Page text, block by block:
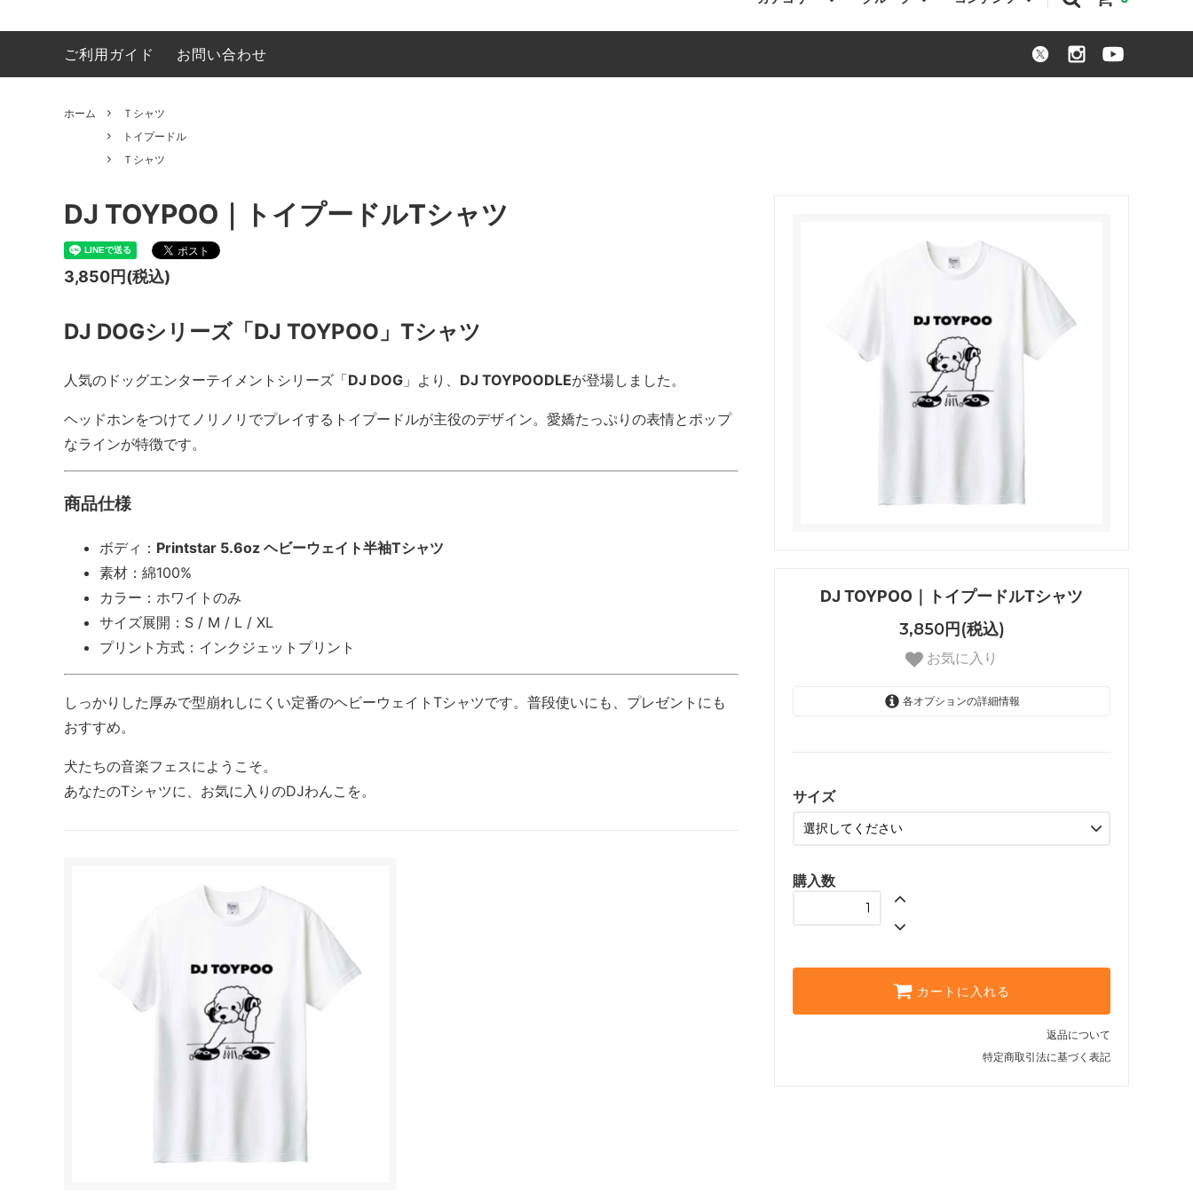
イラストレーション
錯覚動物
ビーグル
フレンチブルドッグ
シーズー
シベリアンハスキー ボーダーコリー
ペキニーズ バセットハウンド
柴犬 わちゃわちゃグッズ
うちクリについて／About Uchikuri
ご利用ガイド お問い合わせ
ホーム
Ｔシャツ
トイプードル
Ｔシャツ
DJ TOYPOO｜トイプードルTシャツ
3,850円(税込)
お気に入り
各オプションの詳細情報
サイズ
購入数
カートに入れる
返品について
特定商取引法に基づく表記
DJ TOYPOO｜トイプードルTシャツ
3,850円(税込)
DJ DOGシリーズ「DJ TOYPOO」Tシャツ
人気のドッグエンターテイメントシリーズ「DJ DOG 」より、 DJ TOYPOODLEが登場しました。
ヘッドホンをつけてノリノリでプレイするトイプードルが主役のデザイン。愛嬌たっぷりの表情とポップ
なラインが特徴です。
商品仕様
ボディ： Printstar 5.6oz ヘビーウェイト半袖Tシャツ
素材：綿100%
カラー：ホワイトのみ
サイズ展開：S / M / L / XL
プリント方式：インクジェットプリント
しっかりした厚みで型崩れしにくい定番のヘビーウェイトTシャツです。普段使いにも、プレゼントにも
おすすめ。
犬たちの音楽フェスにようこそ。
あなたのTシャツに、お気に入りのDJわんこを。